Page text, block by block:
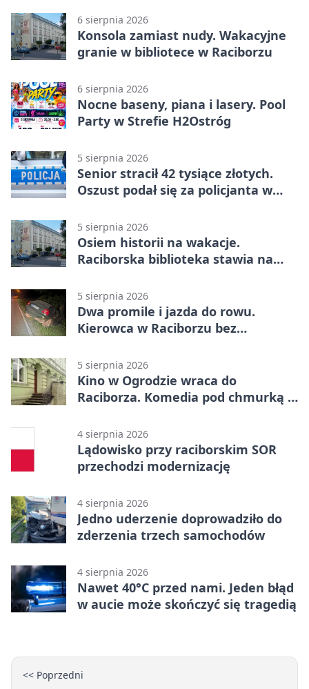
6 sierpnia 2026
Konsola zamiast nudy. Wakacyjne
granie w bibliotece w Raciborzu
6 sierpnia 2026
Nocne baseny, piana i lasery. Pool
Party w Strefie H2Ostróg
5 sierpnia 2026
Senior stracił 42 tysiące złotych.
Oszust podał się za policjanta w
5 sierpnia 2026
Osiem historii na wakacje.
Raciborska biblioteka stawia na
5 sierpnia 2026
Dwa promile i jazda do rowu.
Kierowca w Raciborzu bez
5 sierpnia 2026
Kino w Ogrodzie wraca do
Raciborza. Komedia pod chmurką w
4 sierpnia 2026
Lądowisko przy raciborskim SOR
przechodzi modernizację
4 sierpnia 2026
Jedno uderzenie doprowadziło do
zderzenia trzech samochodów
4 sierpnia 2026
Nawet 40°C przed nami. Jeden błąd
w aucie może skończyć się tragedią
<< Poprzedni